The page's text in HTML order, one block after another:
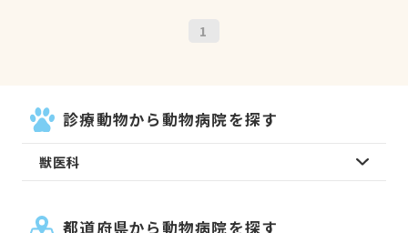
1
診療動物から動物病院を探す
獣医科
都道府県から動物病院を探す